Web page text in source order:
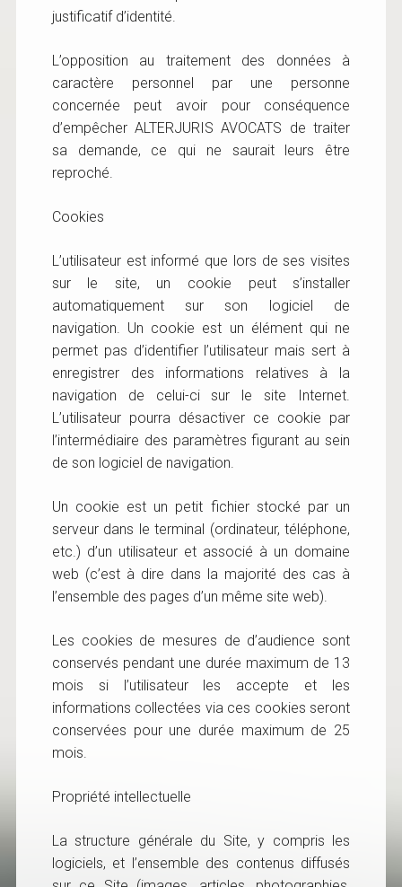
justificatif d’identité.
L’opposition au traitement des données à
caractère personnel par une personne
concernée peut avoir pour conséquence
d’empêcher ALTERJURIS AVOCATS de traiter
sa demande, ce qui ne saurait leurs être
reproché.
Cookies
L’utilisateur est informé que lors de ses visites
sur le site, un cookie peut s’installer
automatiquement sur son logiciel de
navigation. Un cookie est un élément qui ne
permet pas d’identifier l’utilisateur mais sert à
enregistrer des informations relatives à la
navigation de celui-ci sur le site Internet.
L’utilisateur pourra désactiver ce cookie par
l’intermédiaire des paramètres figurant au sein
de son logiciel de navigation.
Un cookie est un petit fichier stocké par un
serveur dans le terminal (ordinateur, téléphone,
etc.) d’un utilisateur et associé à un domaine
web (c’est à dire dans la majorité des cas à
l’ensemble des pages d’un même site web).
Les cookies de mesures de d’audience sont
conservés pendant une durée maximum de 13
mois si l’utilisateur les accepte et les
informations collectées via ces cookies seront
conservées pour une durée maximum de 25
mois.
Propriété intellectuelle
La structure générale du Site, y compris les
logiciels, et l’ensemble des contenus diffusés